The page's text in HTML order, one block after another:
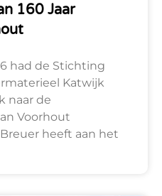
160 Jaar
had de Stichting
Katwijk
naar de
Voorhout
heeft aan het